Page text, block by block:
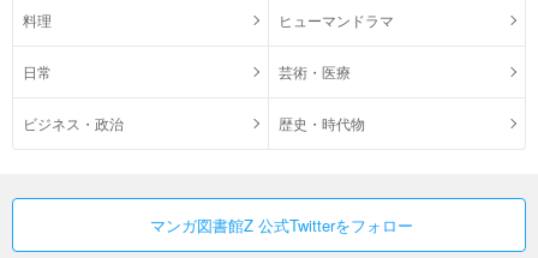
料理 ヒューマンドラマ
日常 芸術・医療
ビジネス・政治 歴史・時代物
マンガ図書館Z 公式Twitterをフォロー